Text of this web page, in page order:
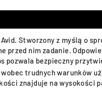
Avid. Stworzony z myślą
przed nim zadanie.
pozwala bezpieczny
trudnych warunków
znajduje na